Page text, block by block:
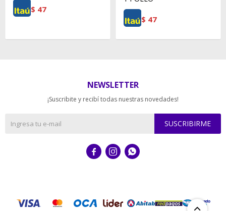
$ 47
$ 47
NEWSLETTER
¡Suscribite y recibí todas nuestras novedades!
SUSCRIBIRME
  